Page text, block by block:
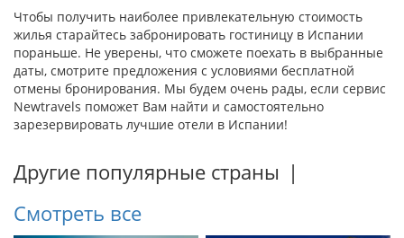
Чтобы получить наиболее привлекательную стоимость
жилья старайтесь забронировать гостиницу в Испании
пораньше. Не уверены, что сможете поехать в выбранные
даты, смотрите предложения с условиями бесплатной
отмены бронирования. Мы будем очень рады, если сервис
Newtravels поможет Вам найти и самостоятельно
зарезервировать лучшие отели в Испании!
Другие популярные страны |
Смотреть все